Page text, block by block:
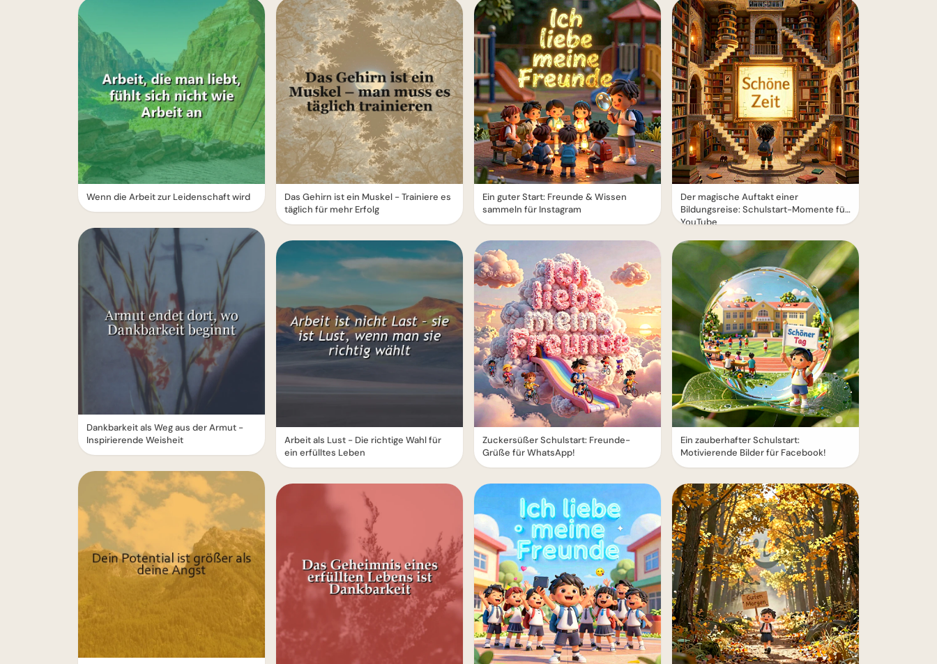
Wenn die Arbeit zur Leidenschaft wird
Dankbarkeit als Weg aus der Armut -
Inspirierende Weisheit
Das Gehirn ist ein Muskel - Trainiere es
täglich für mehr Erfolg
Arbeit als Lust - Die richtige Wahl für
ein erfülltes Leben
Ein guter Start: Freunde & Wissen
sammeln für Instagram
Zuckersüßer Schulstart: Freunde-
Grüße für WhatsApp!
Der magische Auftakt einer
Bildungsreise: Schulstart-Momente für
YouTube
Ein zauberhafter Schulstart:
Motivierende Bilder für Facebook!